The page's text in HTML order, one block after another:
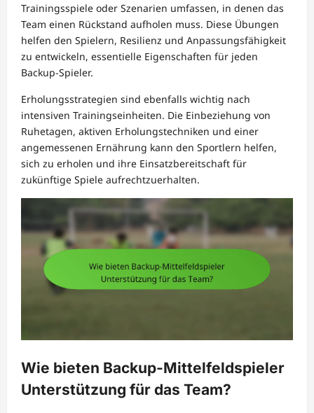
Trainingsspiele oder Szenarien umfassen, in denen das
Team einen Rückstand aufholen muss. Diese Übungen
helfen den Spielern, Resilienz und Anpassungsfähigkeit
zu entwickeln, essentielle Eigenschaften für jeden
Backup-Spieler.
Erholungsstrategien sind ebenfalls wichtig nach
intensiven Trainingseinheiten. Die Einbeziehung von
Ruhetagen, aktiven Erholungstechniken und einer
angemessenen Ernährung kann den Sportlern helfen,
sich zu erholen und ihre Einsatzbereitschaft für
zukünftige Spiele aufrechtzuerhalten.
Wie bieten Backup-Mittelfeldspieler
Unterstützung für das Team?